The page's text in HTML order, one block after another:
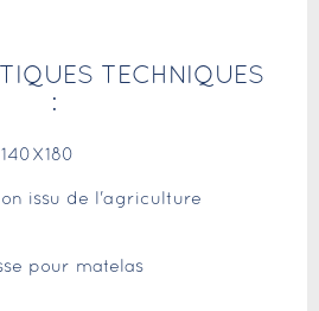
TECHNIQUES
:
140X180
issu de l'agriculture
pour matelas